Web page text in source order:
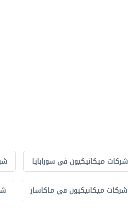
شركات ميكانيكيون في سورابايا
شركات ميكانيكيون في ماكاسار